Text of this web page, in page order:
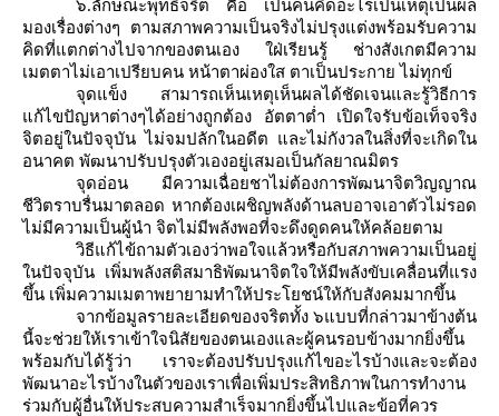
๖.ลักษณะพุทธิจริต คือ เป็นคนคิดอะไรเป็นเหตุเป็นผล
มองเรื่องต่างๆ ตามสภาพความเป็นจริงไม่ปรุงแต่งพร้อมรับความ
คิดที่แตกต่างไปจากของตนเอง ใฝ่เรียนรู้ ช่างสังเกตมีความ
เมตตาไม่เอาเปรียบคน หน้าตาผ่องใส ตาเป็นประกาย ไม่ทุกข์
จุดแข็ง สามารถเห็นเหตุเห็นผลได้ชัดเจนและรู้วิธีการ
ก้ไขปัญหาต่างๆได้อย่างถูกต้อง อัตตาต่ำ เปิดใจรับข้อเท็จจริง
จิตอยู่ในปัจจุบัน ไม่จมปลักในอดีต และไม่กังวลในสิ่งที่จะเกิดใน
อนาคต พัฒนาปรับปรุงตัวเองอยู่เสมอเป็นกัลยาณมิตร
จุดอ่อน มีความเฉื่อยชาไม่ต้องการพัฒนาจิตวิญญาณ
ชีวิตราบรื่นมาตลอด หากต้องเผชิญพลังด้านลบอาจเอาตัวไม่รอด
ไม่มีความเป็นผู้นำ จิตไม่มีพลังพอที่จะดึงดูดคนให้คล้อยตาม
วิธีแก้ไข้ถามตัวเองว่าพอใจแล้วหรือกับสภาพความเป็นอยู่
นปัจจุบัน เพิ่มพลังสติสมาธิพัฒนาจิตใจให้มีพลังขับเคลื่อนที่แรง
ขึ้น เพิ่มความเมตาพยายามทำให้ประโยชน์ให้กับสังคมมากขึ้น
จากข้อมูลรายละเอียดของจริตทั้ง ๖แบบที่กล่าวมาข้างต้น
นี้จะช่วยให้เราเข้าใจนิสัยของตนเองและผู้คนรอบข้างมากยิ่งขึ้น
พร้อมกับได้รู้ว่า เราจะต้องปรับปรุงแก้ไขอะไรบ้างและจะต้อง
พัฒนาอะไรบ้างในตัวของเราเพื่อเพิ่มประสิทธิภาพในการทำงาน
ร่วมกับผู้อื่นให้ประสบความสำเร็จมากยิ่งขึ้นไปและข้อที่ควร